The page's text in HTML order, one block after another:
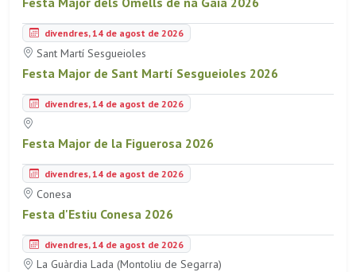
divendres, 14 de agost de 2026
Sant Martí Sesgueioles
Festa Major de Sant Martí Sesgueioles 2026
divendres, 14 de agost de 2026
Festa Major de la Figuerosa 2026
divendres, 14 de agost de 2026
Conesa
Festa d'Estiu Conesa 2026
divendres, 14 de agost de 2026
La Guàrdia Lada (Montoliu de Segarra)